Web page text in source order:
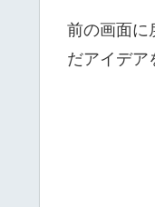
前の画面に
だアイデア